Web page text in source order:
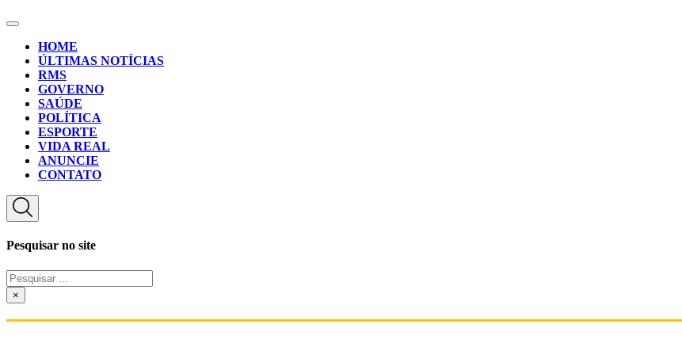
HOME
ÚLTIMAS NOTÍCIAS
RMS
GOVERNO
SAÚDE
POLÍTICA
ESPORTE
VIDA REAL
ANUNCIE
CONTATO
Pesquisar no site
Pesquisar
...×